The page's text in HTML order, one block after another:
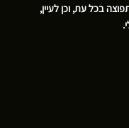
בכל עת, וכן לעיין,